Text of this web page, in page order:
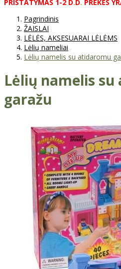
PRISTATYMAS 1-2 D. D. PREKĖS
Pagrindinis
ŽAISLAI
LĖLĖS, AKSESUARAI LĖLĖMS
Lėlių nameliai
Lėlių namelis su atidaromu
Lėlių namelis
garažu